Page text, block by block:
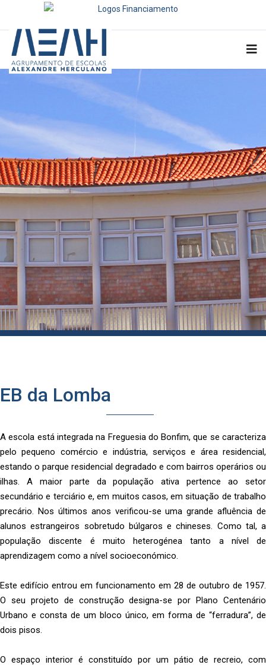
EB da Lomba
A escola está integrada na Freguesia do Bonfim, que se caracteriza
pelo pequeno comércio e indústria, serviços e área residencial,
estando o parque residencial degradado e com bairros operários ou
ilhas. A maior parte da população ativa pertence ao setor
secundário e terciário e, em muitos casos, em situação de trabalho
precário. Nos últimos anos verificou-se uma grande afluência de
alunos estrangeiros sobretudo búlgaros e chineses. Como tal, a
população discente é muito heterogénea tanto a nível de
aprendizagem como a nível socioeconómico.
Este edifício entrou em funcionamento em 28 de outubro de 1957.
O seu projeto de construção designa-se por Plano Centenário
Urbano e consta de um bloco único, em forma de “ferradura”, de
dois pisos.
O espaço interior é constituído por um pátio de recreio, com